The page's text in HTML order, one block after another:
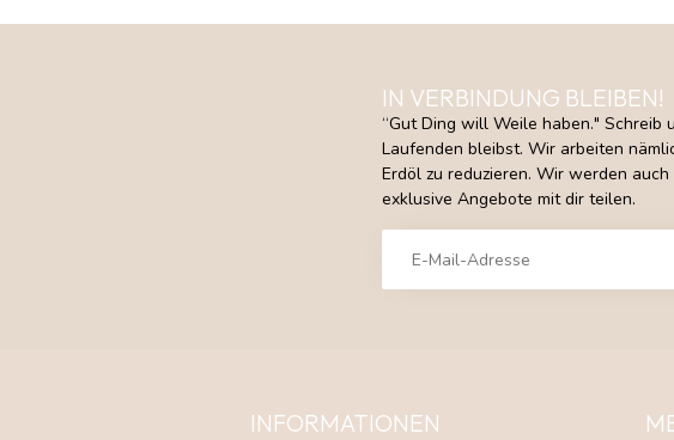
IN VERBINDUNG BLEIBEN!
“Gut Ding will Weile haben." Schreib
Laufenden bleibst. Wir arbeiten
Erdöl zu reduzieren. Wir werden
exklusive Angebote mit dir teilen.
INFORMATIONEN